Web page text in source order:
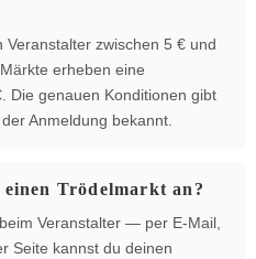
zwischen 5 € und
erheben eine
Die genauen Konditionen gibt
Anmeldung bekannt.
Trödelmarkt an?
Veranstalter — per E-Mail,
Seite kannst du deinen